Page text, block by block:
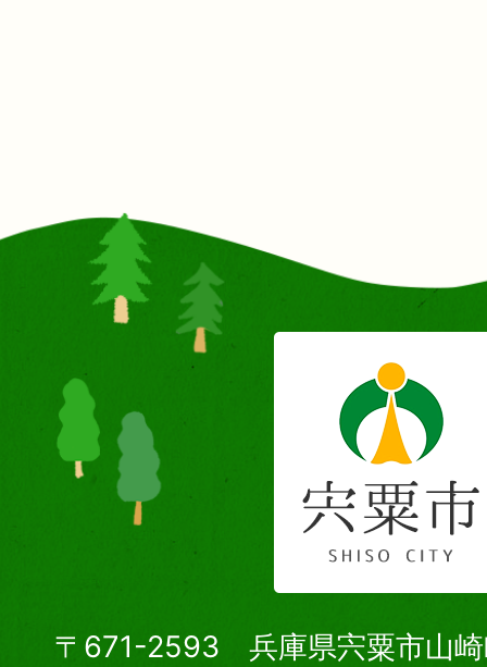
〒671-2593 兵庫県宍粟市山崎